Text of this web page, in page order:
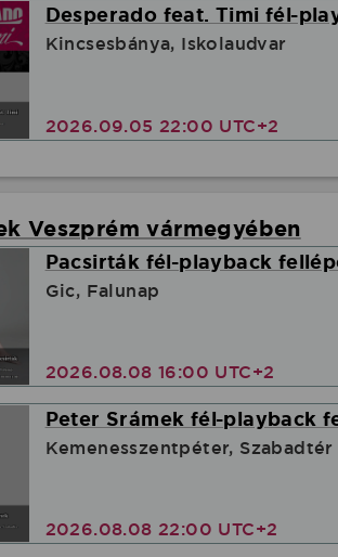
Desperado feat. Timi fél-
Kincsesbánya, Iskolaudvar
2026.09.05 22:00 UTC+2
Veszprém vármegyében
Pacsirták fél-playback
Gic, Falunap
2026.08.08 16:00 UTC+2
Peter Srámek fél-playback
Kemenesszentpéter, Szabadtér
2026.08.08 22:00 UTC+2